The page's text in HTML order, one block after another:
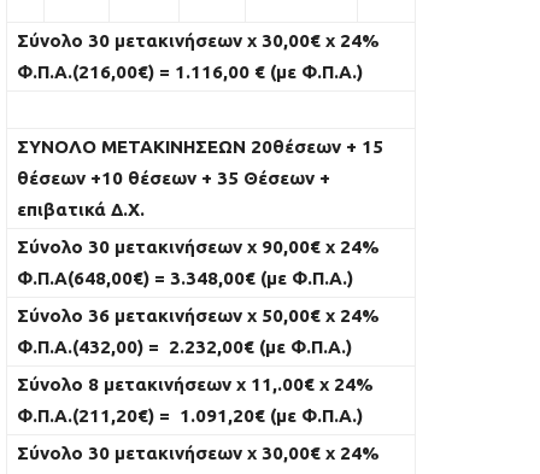
Σύνολο 30 μετακινήσεων x 30,00€ x 24%
Φ.Π.Α.(216,00€) = 1.116,00 € (με Φ.Π.Α.)
ΣΥΝΟΛΟ ΜΕΤΑΚΙΝΗΣΕΩΝ 20θέσεων + 15
θέσεων +10 θέσεων + 35 Θέσεων +
επιβατικά Δ.Χ.
Σύνολο 30 μετακινήσεων x 90,00€ x 24%
Φ.Π.Α(648,00€) = 3.348,00€ (με Φ.Π.Α.)
Σύνολο 36 μετακινήσεων x 50,00€ x 24%
Φ.Π.Α.(432,00) = 2.232,00€ (με Φ.Π.Α.)
Σύνολο 8 μετακινήσεων x 11,.00€ x 24%
Φ.Π.Α.(211,20€) = 1.091,20€ (με Φ.Π.Α.)
Σύνολο 30 μετακινήσεων x 30,00€ x 24%